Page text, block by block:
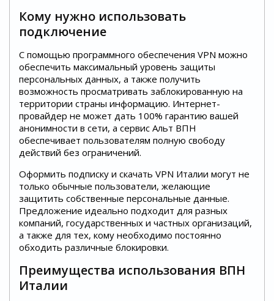
Кому нужно использовать
подключение
С помощью программного обеспечения VPN можно
обеспечить максимальный уровень защиты
персональных данных, а также получить
возможность просматривать заблокированную на
территории страны информацию. Интернет-
провайдер не может дать 100% гарантию вашей
анонимности в сети, а сервис Альт ВПН
обеспечивает пользователям полную свободу
действий без ограничений.
Оформить подписку и скачать VPN Италии могут не
только обычные пользователи, желающие
защитить собственные персональные данные.
Предложение идеально подходит для разных
компаний, государственных и частных организаций,
а также для тех, кому необходимо постоянно
обходить различные блокировки.
Преимущества использования ВПН
Италии